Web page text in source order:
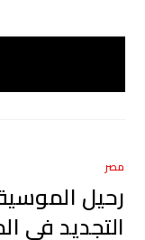
مصر
رحيل
التجديد في